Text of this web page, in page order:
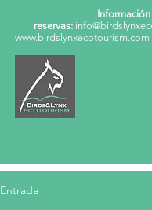
Información
reservas:
www.birdslynxecotourism.com
Entrada